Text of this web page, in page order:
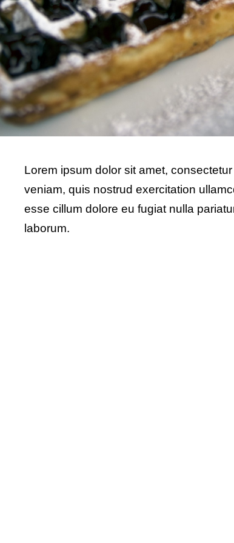
Lorem ipsum dolor sit amet,
veniam, quis nostrud exercitation
esse cillum dolore eu fugiat nulla
laborum.